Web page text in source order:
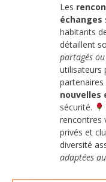
Les
échanges
habitants
détaillent
partagés
utilisateurs
nouvelles
sécurité.
rencontres
privés et
diversité
adaptées